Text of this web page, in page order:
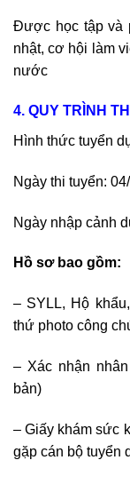
Được học tập và
nhật, cơ hội làm
nước
4. QUY TRÌNH
Hình thức tuyển
Ngày thi tuyển:
Ngày nhập cảnh
Hồ sơ bao gồm:
– SYLL, Hộ
thứ photo công
– Xác nhận
bản)
– Giấy khám sức
gặp cán bộ tuyển